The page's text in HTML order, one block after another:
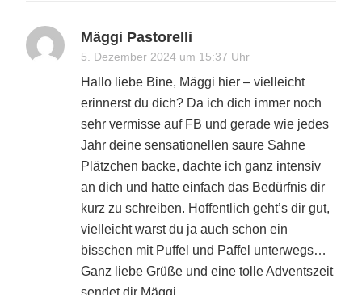
Mäggi Pastorelli
5. Dezember 2024 um 15:37 Uhr
Hallo liebe Bine, Mäggi hier – vielleicht
erinnerst du dich? Da ich dich immer noch
sehr vermisse auf FB und gerade wie jedes
Jahr deine sensationellen saure Sahne
Plätzchen backe, dachte ich ganz intensiv
an dich und hatte einfach das Bedürfnis dir
kurz zu schreiben. Hoffentlich geht’s dir gut,
vielleicht warst du ja auch schon ein
bisschen mit Puffel und Paffel unterwegs…
Ganz liebe Grüße und eine tolle Adventszeit